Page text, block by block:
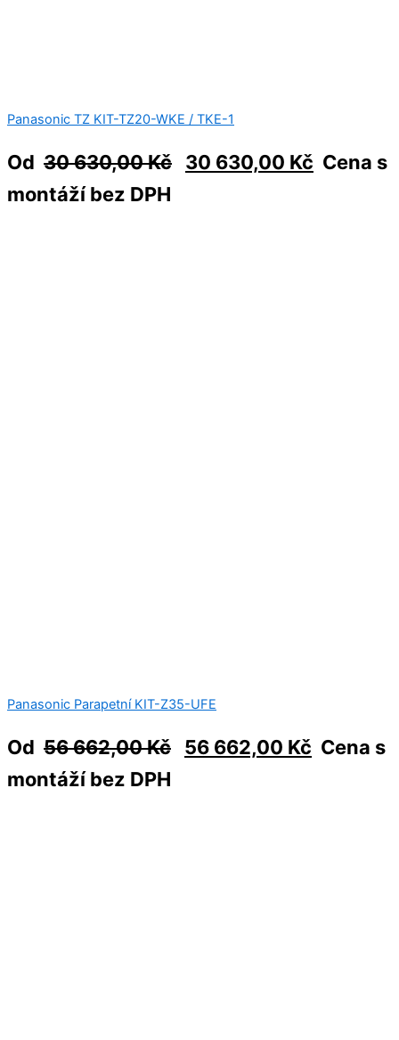
Panasonic TZ KIT-TZ20-WKE / TKE-1
Od 30 630,00Kč 30 630,00 Kč Cena s
montáží bez DPH
Panasonic Parapetní KIT-Z35-UFE
Od 56 662,00Kč 56 662,00 Kč Cena s
montáží bez DPH